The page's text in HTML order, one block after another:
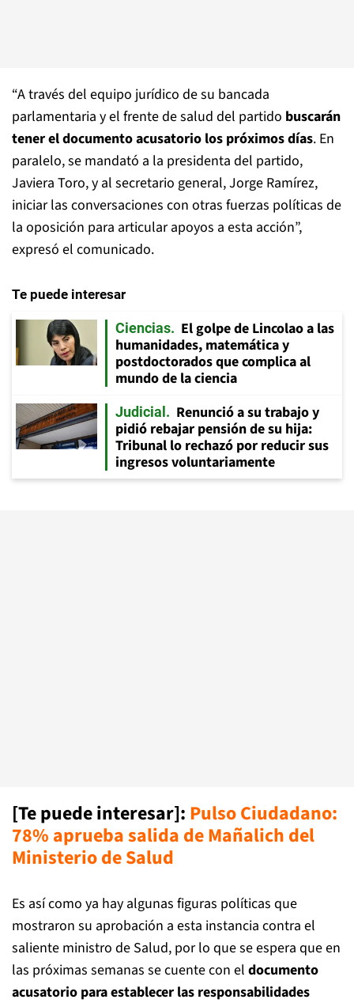
“A través del equipo jurídico de su bancada
parlamentaria y el frente de salud del partido buscarán
tener el documento acusatorio los próximos días. En
paralelo, se mandató a la presidenta del partido,
Javiera Toro, y al secretario general, Jorge Ramírez,
iniciar las conversaciones con otras fuerzas políticas de
la oposición para articular apoyos a esta acción”,
expresó el comunicado.
Te puede interesar
Ciencias
El golpe de Lincolao a las
humanidades, matemática y
postdoctorados que complica al
mundo de la ciencia
Judicial
Renunció a su trabajo y
pidió rebajar pensión de su hija:
Tribunal lo rechazó por reducir sus
ingresos voluntariamente
[Te puede interesar]: Pulso Ciudadano:
78% aprueba salida de Mañalich del
Ministerio de Salud
Es así como ya hay algunas figuras políticas que
mostraron su aprobación a esta instancia contra el
saliente ministro de Salud, por lo que se espera que en
las próximas semanas se cuente con el documento
acusatorio para establecer las responsabilidades